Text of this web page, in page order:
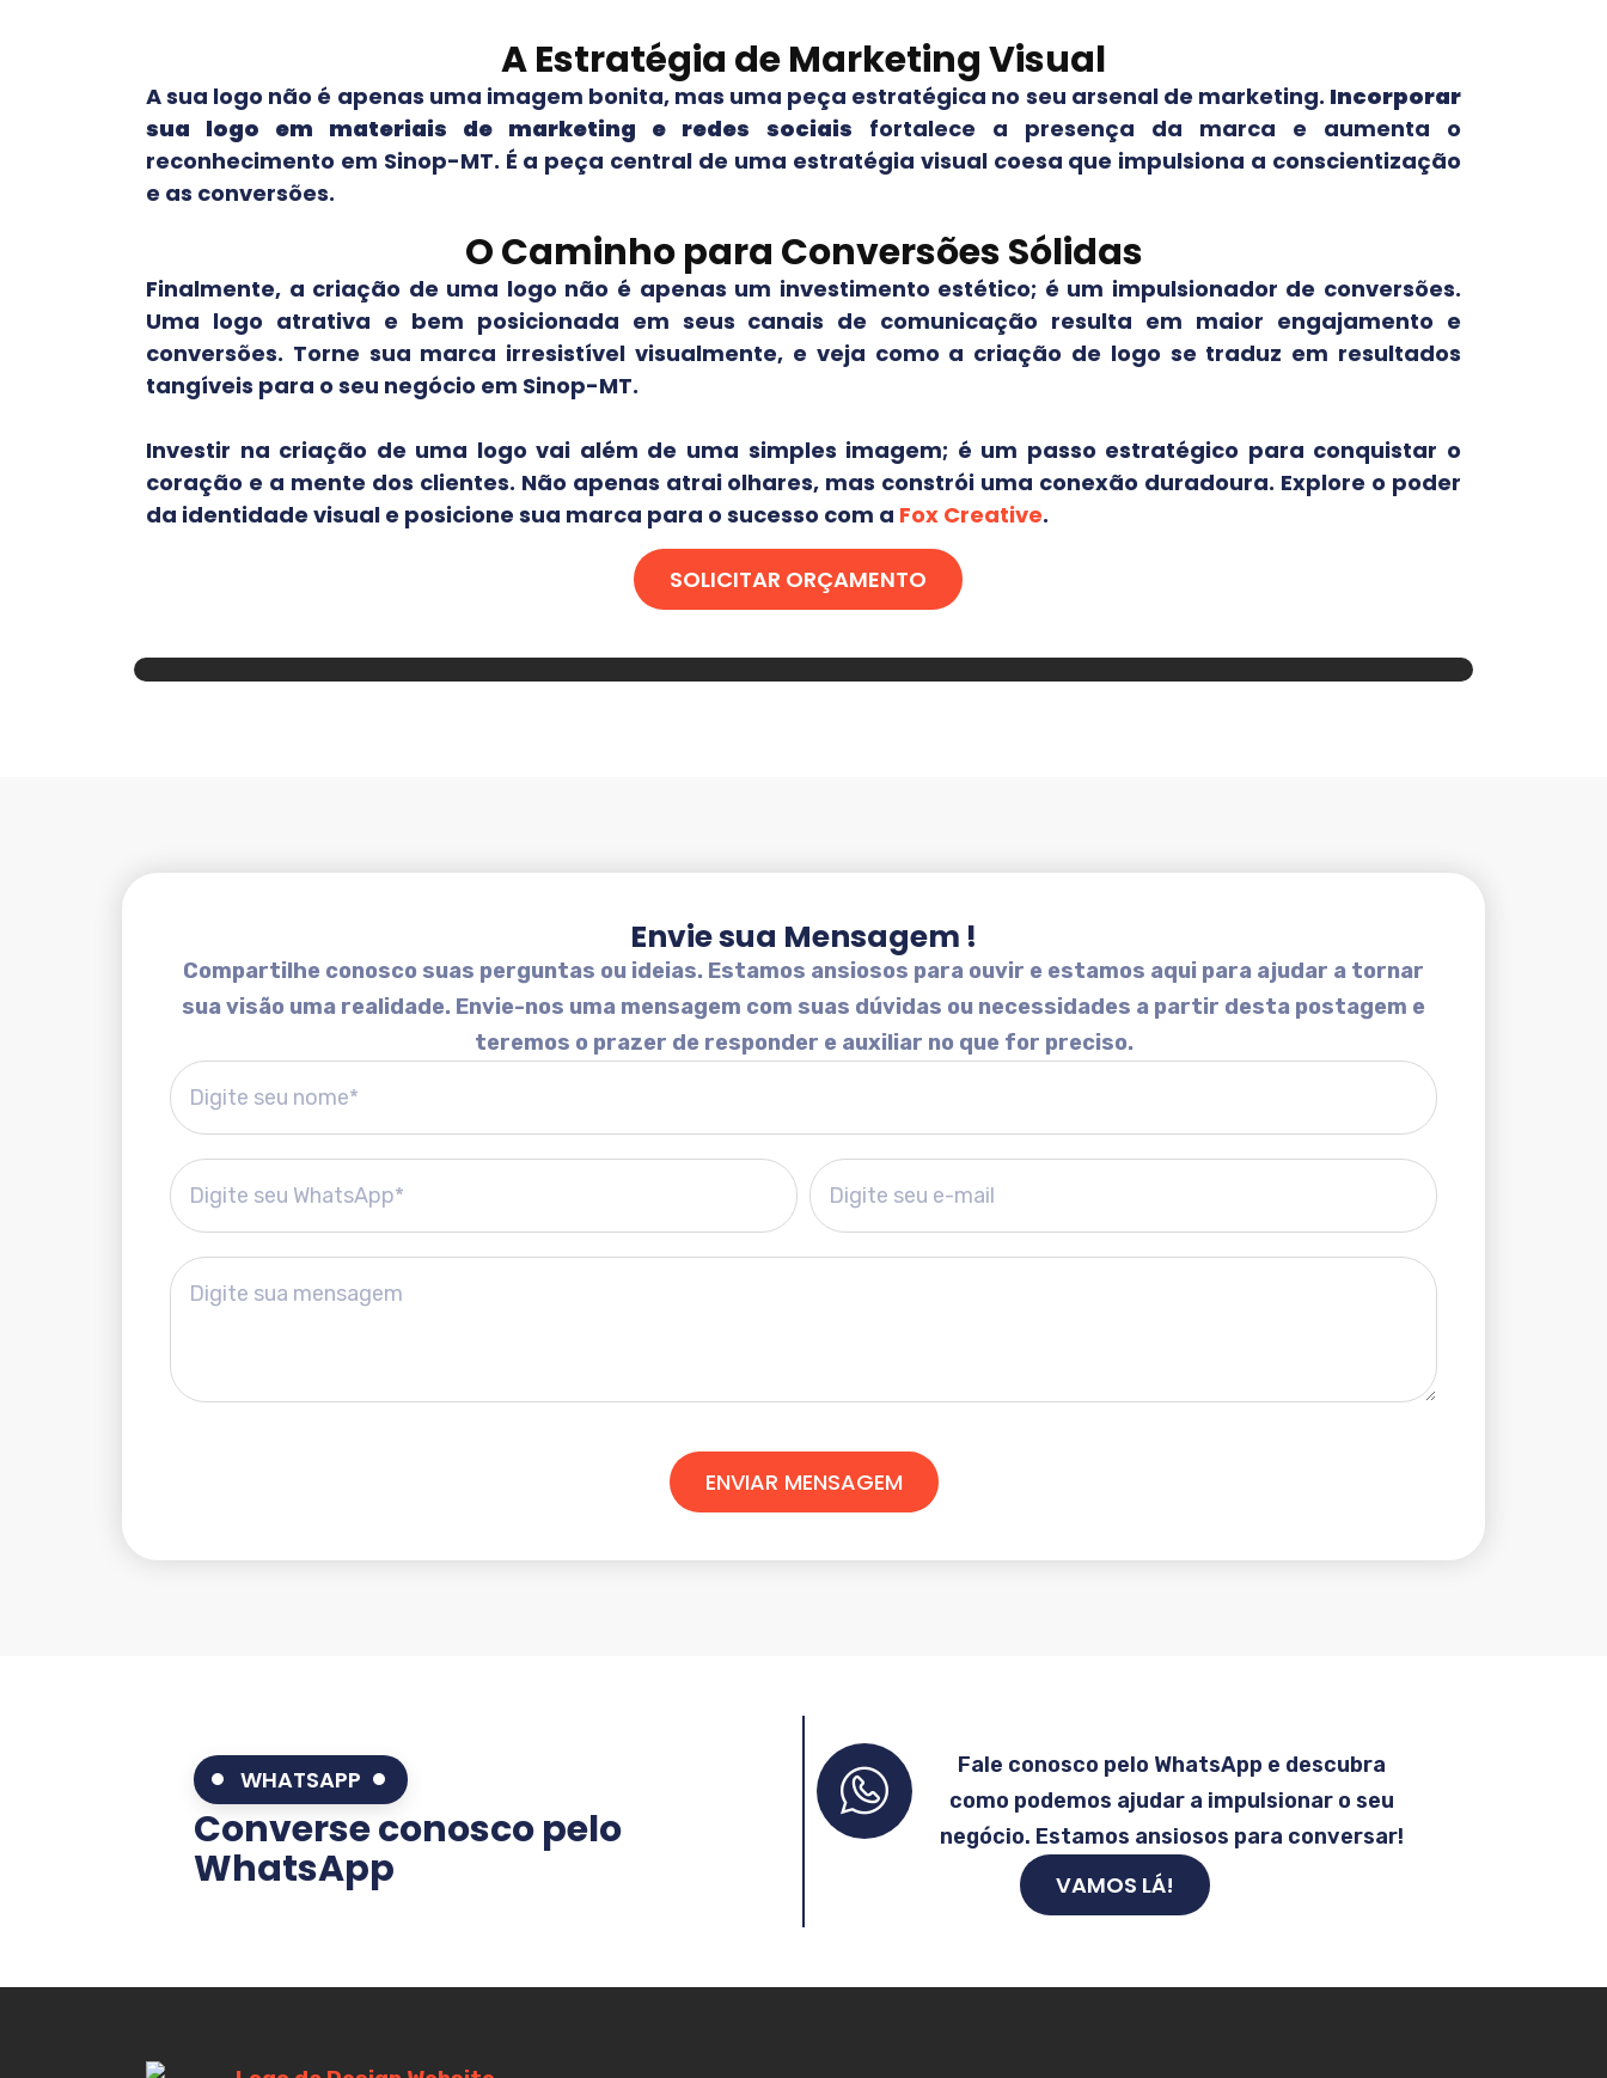
A Estratégia de Marketing Visual
A sua logo não é apenas uma imagem bonita, mas uma peça estratégica no seu arsenal de marketing. Incorporar
sua logo em materiais de marketing e redes sociais fortalece a presença da marca e aumenta o
reconhecimento em Sinop-MT. É a peça central de uma estratégia visual coesa que impulsiona a conscientização
e as conversões.
O Caminho para Conversões Sólidas
Finalmente, a criação de uma logo não é apenas um investimento estético; é um impulsionador de conversões.
Uma logo atrativa e bem posicionada em seus canais de comunicação resulta em maior engajamento e
conversões. Torne sua marca irresistível visualmente, e veja como a criação de logo se traduz em resultados
tangíveis para o seu negócio em Sinop-MT.
Investir na criação de uma logo vai além de uma simples imagem; é um passo estratégico para conquistar o
coração e a mente dos clientes. Não apenas atrai olhares, mas constrói uma conexão duradoura. Explore o poder
da identidade visual e posicione sua marca para o sucesso com a Fox Creative.
SOLICITAR ORÇAMENTO
Envie sua Mensagem !
Compartilhe conosco suas perguntas ou ideias. Estamos ansiosos para ouvir e estamos aqui para ajudar a tornar
sua visão uma realidade. Envie-nos uma mensagem com suas dúvidas ou necessidades a partir desta postagem e
teremos o prazer de responder e auxiliar no que for preciso.
ENVIAR MENSAGEM
WHATSAPP
Converse conosco pelo
WhatsApp
Fale conosco pelo WhatsApp e descubra
como podemos ajudar a impulsionar o seu
negócio. Estamos ansiosos para conversar!
VAMOS LÁ!